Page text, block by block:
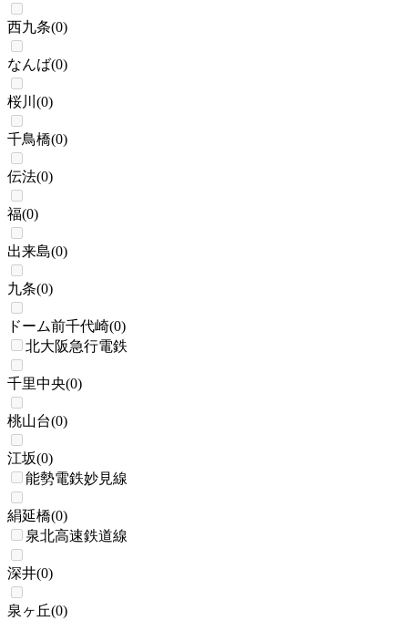
西九条(0)
なんば(0)
桜川 (0)
千鳥橋(0)
伝法(0)
福(0)
出来島(0)
九条(0)
ドーム前千代崎(0)
北大阪急行電鉄
千里中央(0)
桃山台(0)
江坂(0)
能勢電鉄妙見線
絹延橋(0)
泉北高速鉄道線
深井(0)
泉ヶ丘(0)